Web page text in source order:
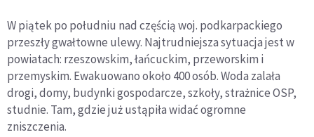
W piątek po południu nad częścią woj. podkarpackiego
przeszły gwałtowne ulewy. Najtrudniejsza sytuacja jest w
powiatach: rzeszowskim, łańcuckim, przeworskim i
przemyskim. Ewakuowano około 400 osób. Woda zalała
drogi, domy, budynki gospodarcze, szkoły, strażnice OSP,
studnie. Tam, gdzie już ustąpiła widać ogromne
zniszczenia.